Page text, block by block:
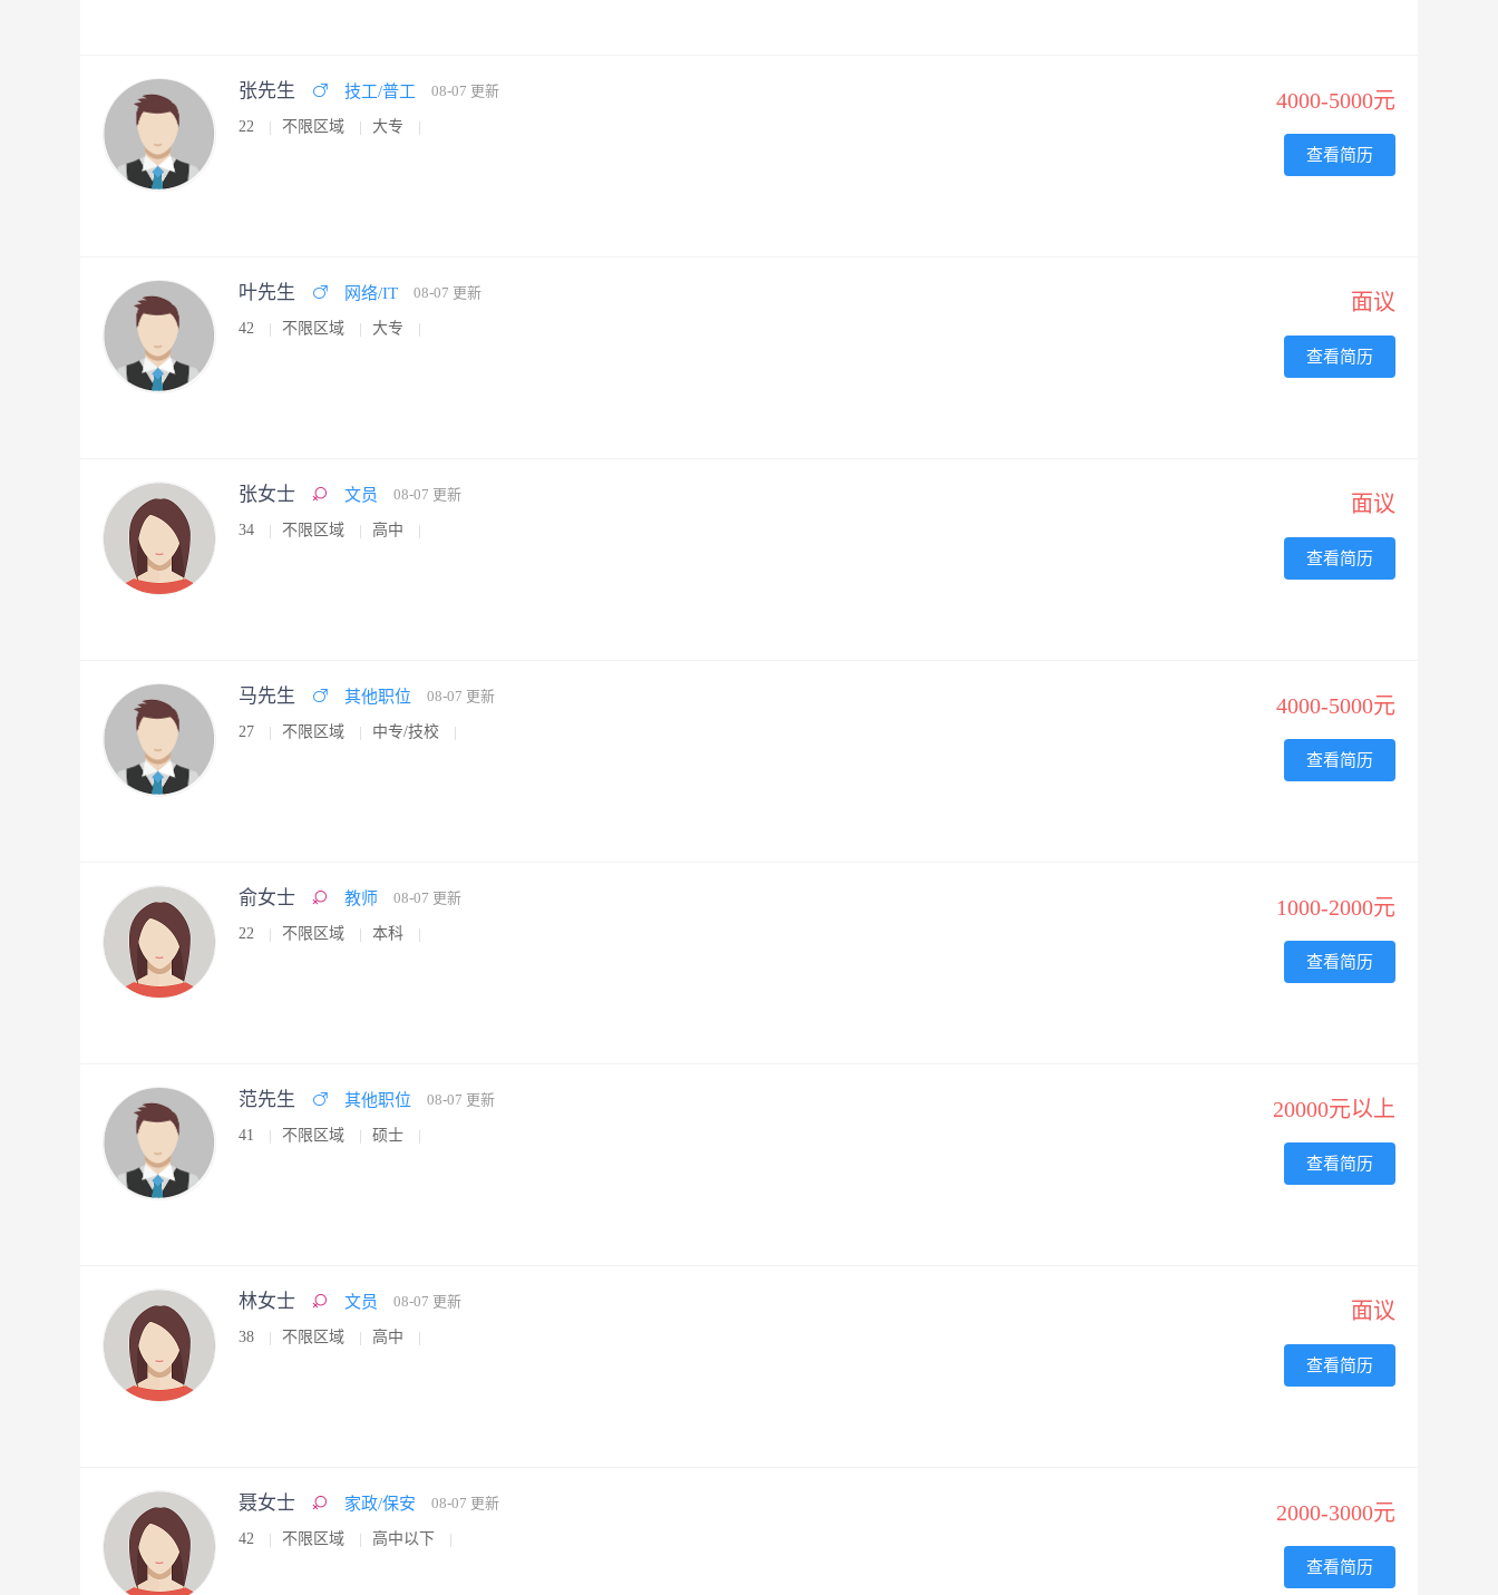
张先生 技工/普工 08-07 更新
22 不限区域 大专
4000-5000元
查看简历
叶先生 网络/IT 08-07 更新
42 不限区域 大专
面议
查看简历
张女士 文员 08-07 更新
34 不限区域 高中
面议
查看简历
马先生 其他职位 08-07 更新
27 不限区域 中专/技校
4000-5000元
查看简历
俞女士 教师 08-07 更新
22 不限区域 本科
1000-2000元
查看简历
范先生 其他职位 08-07 更新
41 不限区域 硕士
20000元以上
查看简历
林女士 文员 08-07 更新
38 不限区域 高中
面议
查看简历
聂女士 家政/保安 08-07 更新
42 不限区域 高中以下
2000-3000元
查看简历